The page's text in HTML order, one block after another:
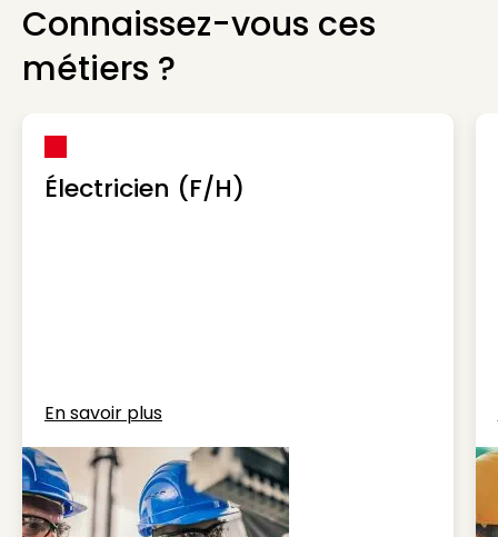
Connaissez-vous ces
métiers ?
Électricien (F/H)
En savoir plus